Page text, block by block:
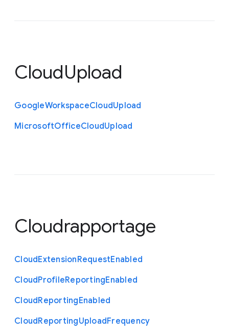
CloudUpload
GoogleWorkspaceCloudUpload
MicrosoftOfficeCloudUpload
Cloudrapportage
CloudExtensionRequestEnabled
CloudProfileReportingEnabled
CloudReportingEnabled
CloudReportingUploadFrequency